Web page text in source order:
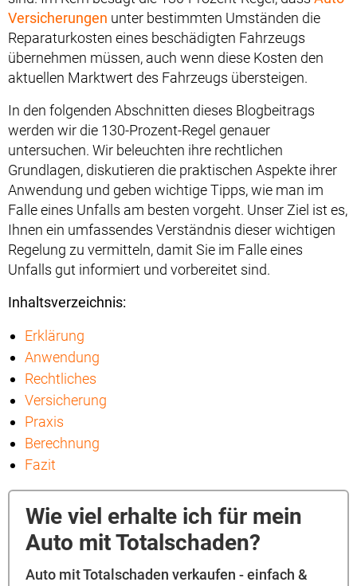
Versicherungen unter bestimmten Umständen die
Reparaturkosten eines beschädigten Fahrzeugs
übernehmen müssen, auch wenn diese Kosten den
aktuellen Marktwert des Fahrzeugs übersteigen.
In den folgenden Abschnitten dieses Blogbeitrags
werden wir die 130-Prozent-Regel genauer
untersuchen. Wir beleuchten ihre rechtlichen
Grundlagen, diskutieren die praktischen Aspekte ihrer
Anwendung und geben wichtige Tipps, wie man im
Falle eines Unfalls am besten vorgeht. Unser Ziel ist es,
Ihnen ein umfassendes Verständnis dieser wichtigen
Regelung zu vermitteln, damit Sie im Falle eines
Unfalls gut informiert und vorbereitet sind.
Inhaltsverzeichnis:
Erklärung
Anwendung
Rechtliches
Versicherung
Praxis
Berechnung
Fazit
Wie viel erhalte ich für mein
Auto mit Totalschaden?
Auto mit Totalschaden verkaufen - einfach &